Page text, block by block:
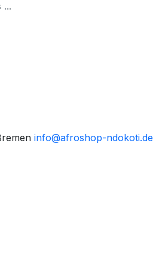
info@afroshop-ndokoti.de